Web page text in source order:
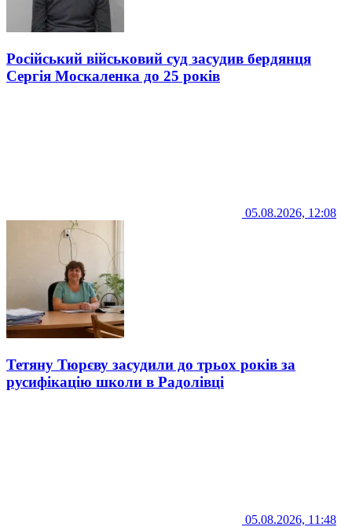
Російський військовий суд засудив бердянця
Сергія Москаленка до 25 років
05.08.2026, 12:08
Тетяну Тюрєву засудили до трьох років за
русифікацію школи в Радолівці
05.08.2026, 11:48